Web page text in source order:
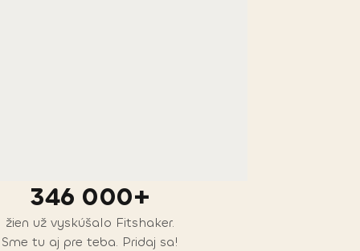
346 000+
žien už vyskúšalo Fitshaker.
Sme tu aj pre teba. Pridaj sa!